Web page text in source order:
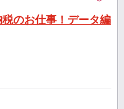
のお仕事！データ編